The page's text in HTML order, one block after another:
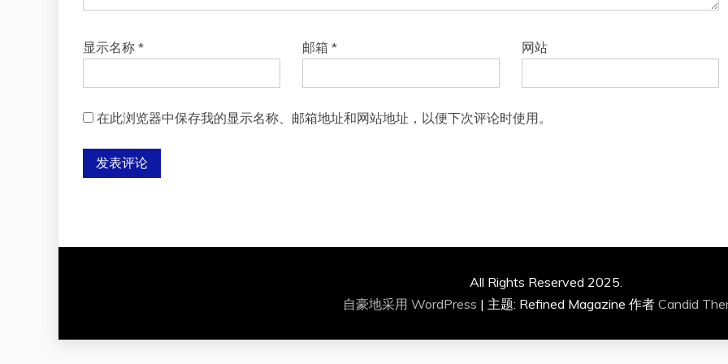
显示名称 * 邮箱* 网站
在此浏览器中保存我的显示名称、邮箱地址和网站地址，以便下次评论时使用。
All Rights Reserved 2025.
自豪地采用 WordPress | 主题: Refined Magazine 作者 Candid